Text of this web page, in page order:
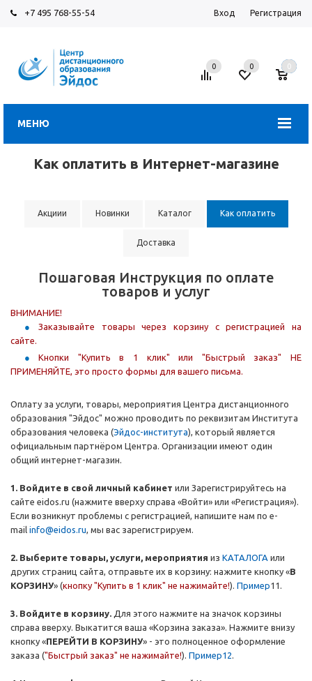
+7 495 768-55-54 Вход Регистрация
МЕНЮ
0 0 0
Как оплатить в Интернет-магазине
Акциии Новинки Каталог Как оплатить
Доставка
Пошаговая Инструкция по оплате
товаров и услуг
ВНИМАНИЕ!
Заказывайте товары через корзину с регистрацией на
сайте.
Кнопки "Купить в 1 клик" или "Быстрый заказ" НЕ
ПРИМЕНЯЙТЕ, это просто формы для вашего письма.
Оплату за услуги, товары, мероприятия Центра дистанционного
образования "Эйдос" можно проводить по реквизитам Института
образования человека (Эйдос-института), который является
официальным партнёром Центра. Организации имеют один
общий интернет-магазин.
1. Войдите в свой личный кабинет или Зарегистрируйтесь на
сайте eidos.ru (нажмите вверху справа «Войти» или «Регистрация»).
Если возникнут проблемы с регистрацией, напишите нам по e-
mail info@eidos.ru, мы вас зарегистрируем.
2. Выберите товары, услуги, мероприятия из КАТАЛОГА или
других страниц сайта, отправьте их в корзину: нажмите кнопку «В
КОРЗИНУ» (кнопку "Купить в 1 клик" не нажимайте!). Пример11.
3. Войдите в корзину. Для этого нажмите на значок корзины
справа вверху. Выкатится ваша «Корзина заказа». Нажмите внизу
кнопку «ПЕРЕЙТИ В КОРЗИНУ» - это полноценное оформление
заказа ("Быстрый заказ" не нажимайте!). Пример12.